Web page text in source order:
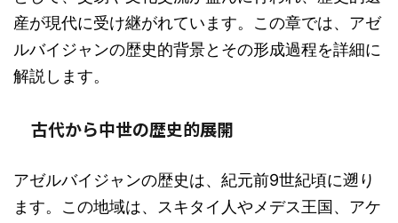
産が現代に受け継がれています。この章では、アゼ
ルバイジャンの歴史的背景とその形成過程を詳細に
解説します。
古代から中世の歴史的展開
アゼルバイジャンの歴史は、紀元前9世紀頃に遡り
ます。この地域は、スキタイ人やメデス王国、アケ